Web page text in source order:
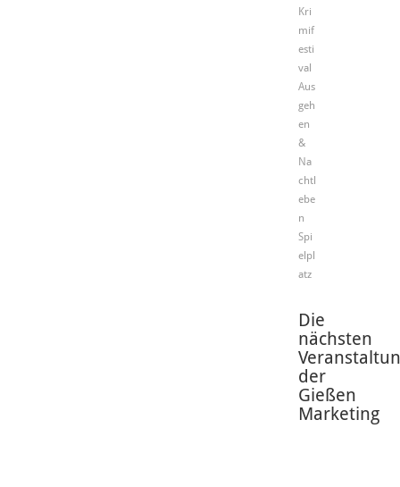
Kri
mif
esti
val
Aus
geh
en
&
Na
chtl
ebe
n
Spi
elpl
atz
Die
nächsten
der
Gießen
Marketing